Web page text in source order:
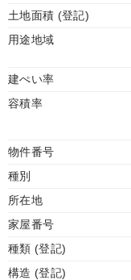
土地面積 (登記)
用途地域
建ぺい率
容積率
物件番号
種別
所在地
家屋番号
種類 (登記)
構造 (登記)